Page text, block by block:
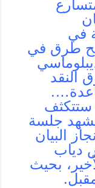
في
طرق في
النقد
ستتكثف
جلسة
البيان
دياب
بحيث